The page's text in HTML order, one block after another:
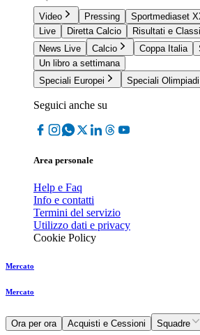
Video Pressing Sportmediaset
Live
Diretta Calcio
Risultati e
News Live
Calcio Coppa Italia
Un libro a settimana
Speciali Europei
Speciali Olimpiadi
Seguici anche su
Area personale
Help e Faq
Info e contatti
Termini del servizio
Utilizzo dati e privacy
Cookie Policy
Mercato
Mercato
Ora per ora Acquisti e Cessioni Squadre